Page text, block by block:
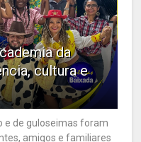
da
cultura e
e de guloseimas foram
amigos e familiares